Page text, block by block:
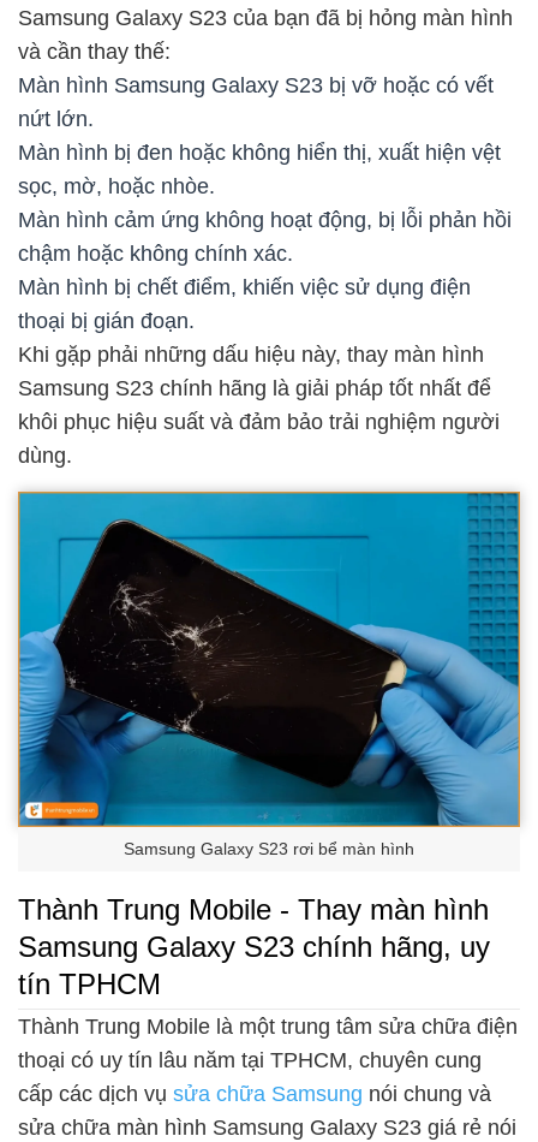
Samsung Galaxy S23 của bạn đã bị hỏng màn hình
và cần thay thế:
Màn hình Samsung Galaxy S23 bị vỡ hoặc có vết
nứt lớn.
Màn hình bị đen hoặc không hiển thị, xuất hiện vệt
sọc, mờ, hoặc nhòe.
Màn hình cảm ứng không hoạt động, bị lỗi phản hồi
chậm hoặc không chính xác.
Màn hình bị chết điểm, khiến việc sử dụng điện
thoại bị gián đoạn.
Khi gặp phải những dấu hiệu này, thay màn hình
Samsung S23 chính hãng là giải pháp tốt nhất để
khôi phục hiệu suất và đảm bảo trải nghiệm người
dùng.
Samsung Galaxy S23 rơi bể màn hình
Thành Trung Mobile - Thay màn hình
Samsung Galaxy S23 chính hãng, uy
tín TPHCM
Thành Trung Mobile là một trung tâm sửa chữa điện
thoại có uy tín lâu năm tại TPHCM, chuyên cung
cấp các dịch vụ sửa chữa Samsung nói chung và
sửa chữa màn hình Samsung Galaxy S23 giá rẻ nói